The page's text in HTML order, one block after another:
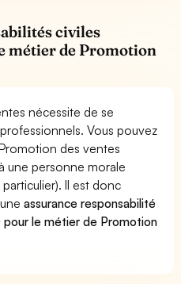
civiles
métier de Promotion
nécessite de se
Vous pouvez
des ventes
une personne morale
Il est donc
assurance responsabilité
pour le métier de Promotion